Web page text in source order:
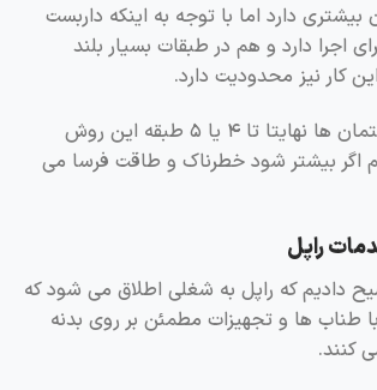
دارد اما با توجه به اینکه داربست
اجرا دارد و هم در طبقات بسیار بلند
کار نیز محدودیت دارد.
بنابراین برای ساختمان ها نهایتا تا ۴ یا ۵ طبقه این روش
اگر بیشتر شود خطرناک و طاقت فرسا می
دادیم که راپل به شغلی اطلاق می شود که
با طناب ها و تجهیزات مطمئن بر روی بدنه
کنند.